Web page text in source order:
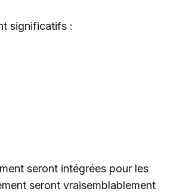
significatifs :
seront intégrées pour les
seront vraisemblablement